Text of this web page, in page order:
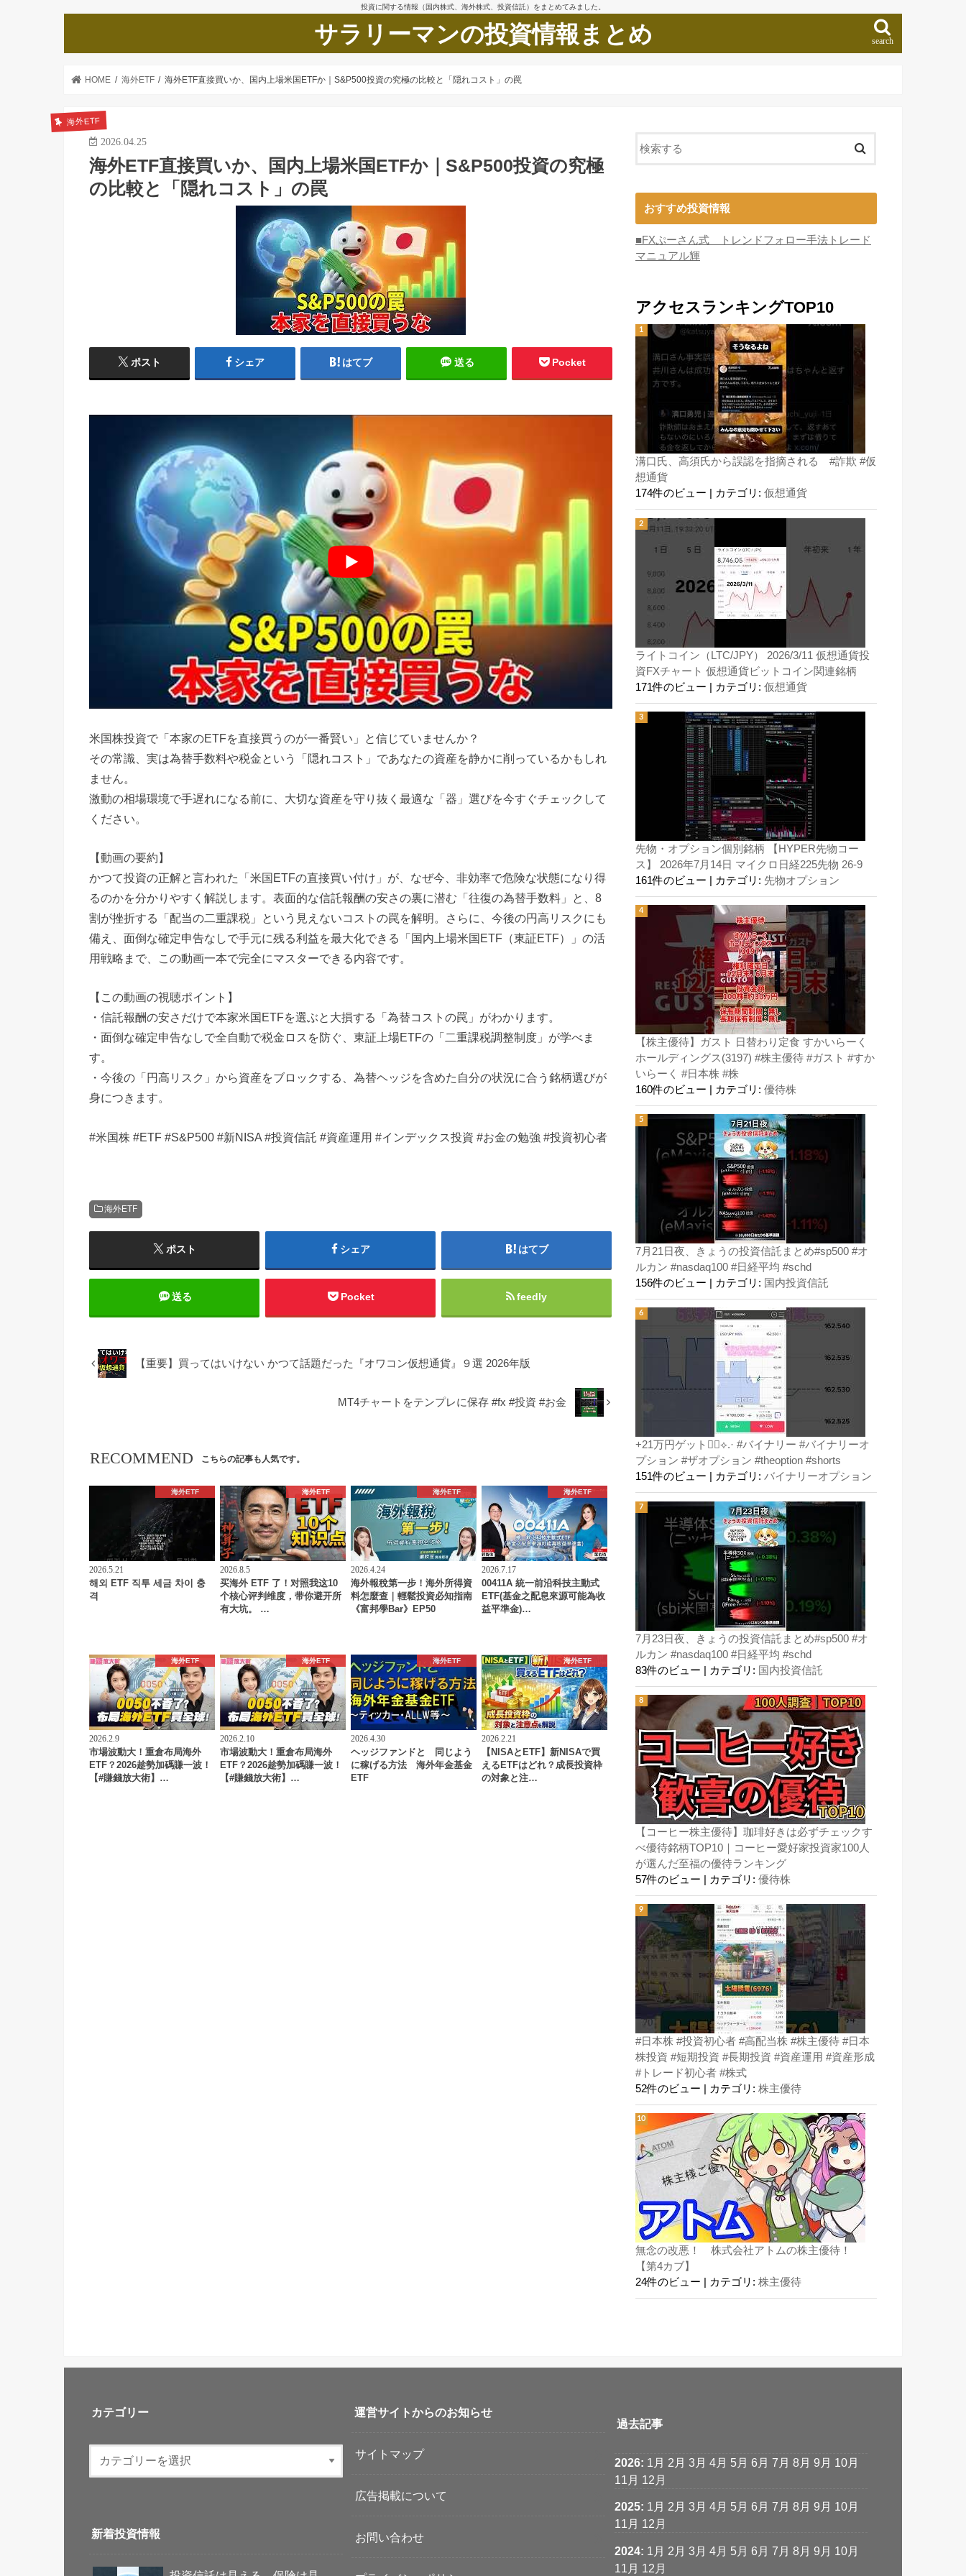
投資に関する情報（国内株式、海外株式、投資信託）をまとめてみました。
サラリーマンの投資情報まとめ search
HOME 海外ETF 海外ETF直接買いか、国内上場米国ETFか｜S&P500投資の究極の比較と「隠れコスト」の罠
海外ETF
2026.04.25
海外ETF直接買いか、国内上場米国ETFか｜S&P500投資の究極
の比較と「隠れコスト」の罠
ポスト シェア はてブ 送る Pocket
米国株投資で「本家のETFを直接買うのが一番賢い」と信じていませんか？
その常識、実は為替手数料や税金という「隠れコスト」であなたの資産を静かに削っているかもしれ
ません。
激動の相場環境で手遅れになる前に、大切な資産を守り抜く最適な「器」選びを今すぐチェックして
ください。
【動画の要約】
かつて投資の正解と言われた「米国ETFの直接買い付け」が、なぜ今、非効率で危険な状態になり得
るのかを分かりやすく解説します。表面的な信託報酬の安さの裏に潜む「往復の為替手数料」と、8
割が挫折する「配当の二重課税」という見えないコストの罠を解明。さらに、今後の円高リスクにも
備え、面倒な確定申告なしで手元に残る利益を最大化できる「国内上場米国ETF（東証ETF）」の活
用戦略まで、この動画一本で完全にマスターできる内容です。
【この動画の視聴ポイント】
・信託報酬の安さだけで本家米国ETFを選ぶと大損する「為替コストの罠」がわかります。
・面倒な確定申告なしで全自動で税金ロスを防ぐ、東証上場ETFの「二重課税調整制度」が学べま
す。
・今後の「円高リスク」から資産をブロックする、為替ヘッジを含めた自分の状況に合う銘柄選びが
身につきます。
#米国株 #ETF #S&P500 #新NISA #投資信託 #資産運用 #インデックス投資 #お金の勉強 #投資初心者
海外ETF
ポスト シェア はてブ
送る Pocket feedly
【重要】買ってはいけない かつて話題だった『オワコン仮想通貨』９選 2026年版
MT4チャートをテンプレに保存 #fx #投資 #お金
RECOMMEND こちらの記事も人気です。
海外ETF
2026.5.21
해외 ETF 직투 세금 차이 충
격
海外ETF
2026.8.5
买海外 ETF 了！对照我这10
个核心评判维度，带你避开所
有大坑。 …
海外ETF
2026.4.24
海外報稅第一步！海外所得資
料怎麼查｜輕鬆投資必知指南
《富邦學Bar》EP50
海外ETF
2026.7.17
00411A 統一前沿科技主動式
ETF(基金之配息來源可能為收
益平準金)…
海外ETF
2026.2.9
市場波動大！重倉布局海外
ETF？2026趁勢加碼賺一波！
【#賺錢放大術】…
海外ETF
2026.2.10
市場波動大！重倉布局海外
ETF？2026趁勢加碼賺一波！
【#賺錢放大術】…
海外ETF
2026.4.30
ヘッジファンドと 同じよう
に稼げる方法 海外年金基金
ETF
海外ETF
2026.2.21
【NISAとETF】新NISAで買
えるETFはどれ？成長投資枠
の対象と注…
おすすめ投資情報
■FXぷーさん式 トレンドフォロー手法トレード
マニュアル輝
アクセスランキングTOP10
溝口氏、高須氏から誤認を指摘される #詐欺 #仮
想通貨
174件のビュー
カテゴリ: 仮想通貨
ライトコイン（LTC/JPY） 2026/3/11 仮想通貨投
資FXチャート 仮想通貨ビットコイン関連銘柄
171件のビュー | カテゴリ: 仮想通貨
先物・オプション個別銘柄 【HYPER先物コー
ス】 2026年7月14日 マイクロ日経225先物 26-9
161件のビュー
カテゴリ: 先物オプション
【株主優待】ガスト 日替わり定食 すかいらーく
ホールディングス(3197) #株主優待 #ガスト #すか
いらーく #日本株 #株
160件のビュー
カテゴリ: 優待株
7月21日夜、きょうの投資信託まとめ#sp500 #オ
ルカン #nasdaq100 #日経平均 #schd
156件のビュー
カテゴリ: 国内投資信託
+21万円ゲット👍🏻⟡.· #バイナリー #バイナリーオ
プション #ザオプション #theoption #shorts
151件のビュー
カテゴリ: バイナリーオプション
7月23日夜、きょうの投資信託まとめ#sp500 #オ
ルカン #nasdaq100 #日経平均 #schd
83件のビュー | カテゴリ: 国内投資信託
【コーヒー株主優待】珈琲好きは必ずチェックす
べ優待銘柄TOP10｜コーヒー愛好家投資家100人
が選んだ至福の優待ランキング
57件のビュー
カテゴリ: 優待株
#日本株 #投資初心者 #高配当株 #株主優待 #日本
株投資 #短期投資 #長期投資 #資産運用 #資産形成
#トレード初心者 #株式
52件のビュー
カテゴリ: 株主優待
無念の改悪！ 株式会社アトムの株主優待！
【第4カブ】
24件のビュー
カテゴリ: 株主優待
カテゴリー
新着投資情報
運営サイトからのお知らせ
サイトマップ
広告掲載について
お問い合わせ
過去記事
2026: 1月 2月 3月 4月 5月 6月 7月 8月 9月 10月
11月 12月
2025: 1月 2月 3月 4月 5月 6月 7月 8月 9月 10月
11月 12月
2024: 1月 2月 3月 4月 5月 6月 7月 8月 9月 10月
11月 12月